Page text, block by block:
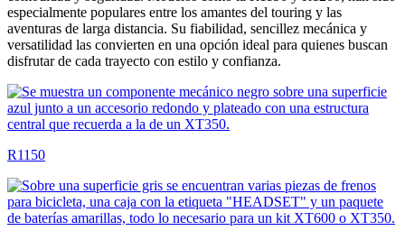
especialmente populares entre los amantes del touring y las
aventuras de larga distancia. Su fiabilidad, sencillez mecánica y
versatilidad las convierten en una opción ideal para quienes buscan
disfrutar de cada trayecto con estilo y confianza.
R1150